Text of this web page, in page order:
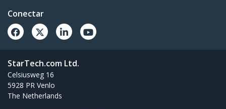
Conectar
StarTech.com Ltd.
Celsiusweg 16
5928 PR Venlo
The Netherlands